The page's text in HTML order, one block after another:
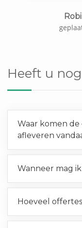
Heeft u
Waar komen
afleveren
Wanneer mag
Hoeveel